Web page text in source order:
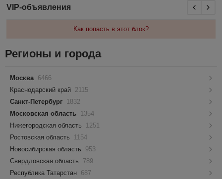
VIP-объявления
Как попасть в этот блок?
Регионы и города
Москва 6466
Краснодарский край 2115
Санкт-Петербург 1832
Московская область 1354
Нижегородская область
1251
Ростовская область
1154
Новосибирская область
953
Свердловская область
789
Республика Татарстан 687